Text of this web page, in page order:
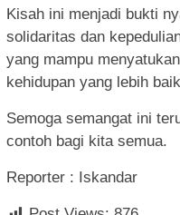
Kisah ini menjadi bukti
solidaritas dan
yang mampu
kehidupan yang lebih
Semoga semangat ini
contoh bagi kita semua.
Reporter : Iskandar